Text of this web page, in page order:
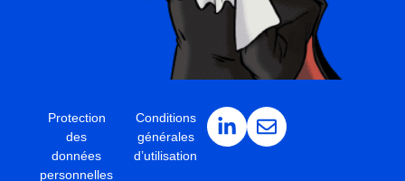
Protection
des
données
personnelles
Conditions
générales
d’utilisation